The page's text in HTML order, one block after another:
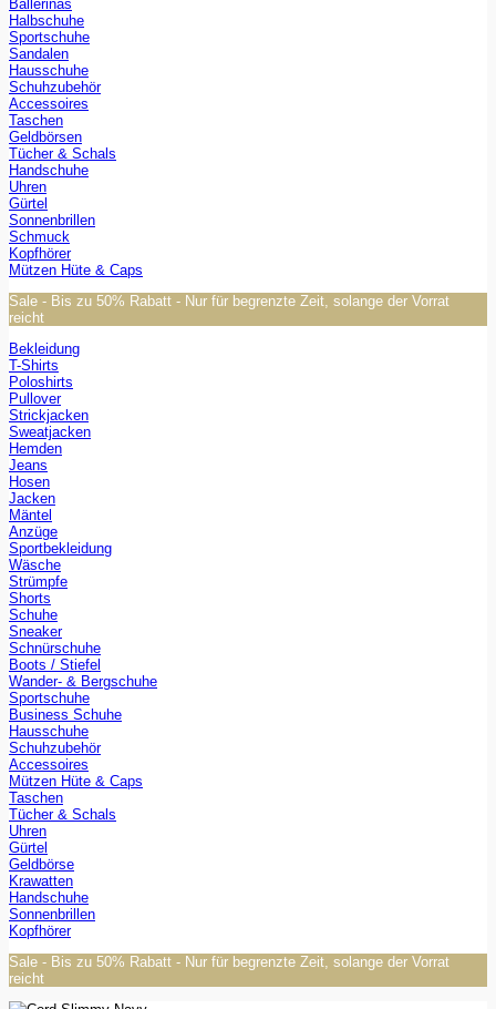
Ballerinas
Halbschuhe
Sportschuhe
Sandalen
Hausschuhe
Schuhzubehör
Accessoires
Taschen
Geldbörsen
Tücher & Schals
Handschuhe
Uhren
Gürtel
Sonnenbrillen
Schmuck
Kopfhörer
Mützen Hüte & Caps
Sale - Bis zu 50% Rabatt - Nur für begrenzte Zeit, solange der Vorrat
reicht
Bekleidung
T-Shirts
Poloshirts
Pullover
Strickjacken
Sweatjacken
Hemden
Jeans
Hosen
Jacken
Mäntel
Anzüge
Sportbekleidung
Wäsche
Strümpfe
Shorts
Schuhe
Sneaker
Schnürschuhe
Boots / Stiefel
Wander- & Bergschuhe
Sportschuhe
Business Schuhe
Hausschuhe
Schuhzubehör
Accessoires
Mützen Hüte & Caps
Taschen
Tücher & Schals
Uhren
Gürtel
Geldbörse
Krawatten
Handschuhe
Sonnenbrillen
Kopfhörer
Sale - Bis zu 50% Rabatt - Nur für begrenzte Zeit, solange der Vorrat
reicht